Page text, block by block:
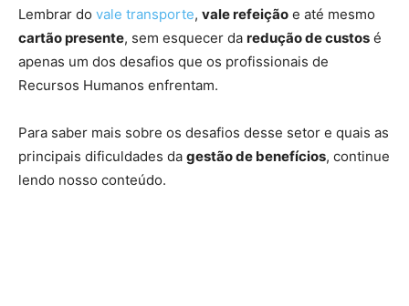
Lembrar do vale transporte, vale refeição e até mesmo
cartão presente, sem esquecer da redução de custos é
apenas um dos desafios que os profissionais de
Recursos Humanos enfrentam.
Para saber mais sobre os desafios desse setor e quais as
principais dificuldades da gestão de benefícios, continue
lendo nosso conteúdo.